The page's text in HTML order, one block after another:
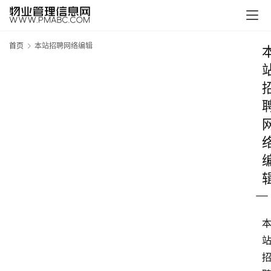
首页 本站招聘网络编辑
本
站
招